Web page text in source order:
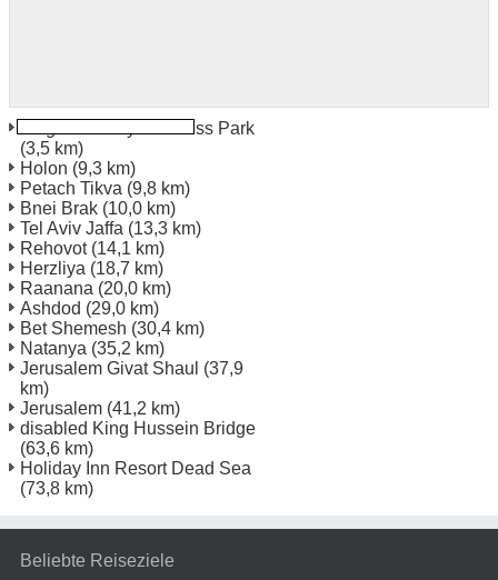
Flughafen City Business Park
(3,5 km)
Holon (9,3 km)
Petach Tikva (9,8 km)
Bnei Brak (10,0 km)
Tel Aviv Jaffa (13,3 km)
Rehovot(14,1 km)
Herzliya (18,7 km)
Raanana (20,0 km)
Ashdod (29,0 km)
Bet Shemesh (30,4 km)
Natanya (35,2 km)
Jerusalem Givat Shaul (37,9
km)
Jerusalem (41,2 km)
disabled King Hussein Bridge
(63,6 km)
Holiday Inn Resort Dead Sea
(73,8 km)
Beliebte Reiseziele